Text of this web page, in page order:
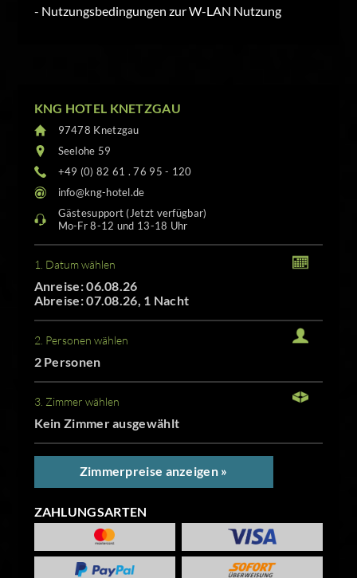
- Nutzungsbedingungen zur W-LAN Nutzung
KNG HOTEL KNETZGAU
97478 Knetzgau
Seelohe 59
+49 (0) 82 61 . 76 95 - 120
info@kng-hotel.de
Gästesupport (Jetzt verfügbar)
Mo-Fr 8-12 und 13-18 Uhr
1. Datum wählen
Anreise: 06.08.26
Abreise: 07.08.26, 1 Nacht
2. Personen wählen
2 Personen
3. Zimmer wählen
Kein Zimmer ausgewählt
Zimmerpreise anzeigen »
ZAHLUNGSARTEN